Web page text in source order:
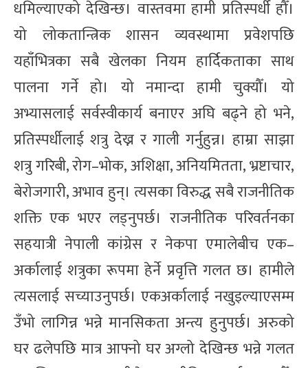
धमिल्याएको देखिन्छ। वास्तवमा हामी प्रतिस्पर्धी हौँ।
यो लोकतान्त्रिक शासन व्यवस्थामा प्रवेशपछि
यहाँभित्रका सबै खेलका नियम हार्दिकताका साथ
पालना गर्ने हो। यो नमान्दा हामी चुक्यौँ। यो
अभ्यासलाई सर्वस्वीकार्य बनाएर अघि बढ्ने हो भने,
प्रतिस्पर्धीलाई शत्रु देख्न र गाली गर्नुहुन्न। हाम्रा साझा
शत्रु गरिबी, रोग–भोक, अशिक्षा, अनियमितता, भ्रष्टाचार,
बेरोजगारी, अभाव हुन्। त्यसका विरुद्ध सबै राजनीतिक
शक्ति एक भएर लड्नुपर्छ। राजनीतिक परिवर्तनका
सहयात्री नेपाली कांग्रेस र नेकपा एमालेबीच एक–
अर्कालाई शत्रुका रूपमा हेर्ने प्रवृत्ति गलत छ। हामीले
त्यसलाई सच्याउनुपर्छ। एकअर्कालाई नखुइल्याएसम्म
उँभो लागिन्न भन्ने मानसिकता अन्त्य हुनुपर्छ। अरुको
घर ढलेपछि मात्र आफ्नो घर अग्लो देखिन्छ भन्ने गलत